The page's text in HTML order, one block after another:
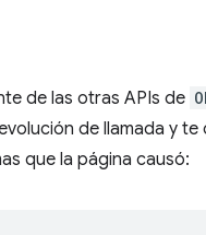
de las otras APIs de
de llamada y
que la página causó: